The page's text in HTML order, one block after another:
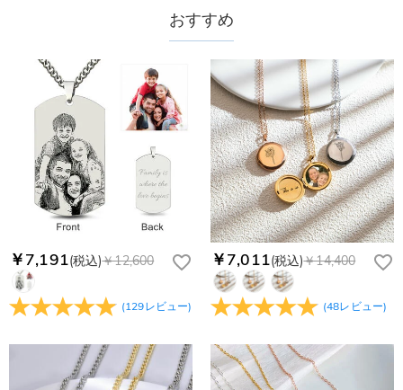
送料は配送方法によって異なります。通常配送は送料が1,620
円で、11,700円以上で無料になります。速達配送は送料が
4,680円になります。ご注文金額が25,200以上なら速達配送も
無料となります。（一部離島や遠方へご発送の場合、中継料が
別途加算されます。）
注文した商品はいつ届きますか？
認してから制作となります。大量生産品ではなく、一つ一つ手
でお作りしており、予定作業時間は商品ページに記載しており
ます。そしてご購入の際にお選び頂いた「配送方法」の選択に
よって、お届け日数が異なります。詳細は配送についてまでご
確認ください。.
商品に納品書などの明細書は同梱されますか？
ご注文の納品書・領収書といった明細書は商品に同梱しており
ません。領収書発行をご希望の場合は、ご注文明細をメールに
てご確認ください。
商品を海外へ直接発送することは可能でしょうか。
はい、対応可能です。海外配送をご希望の場合は、カスタマー
サポートまで詳しい海外配送先情報をお送りください。配送先
の国・地域によって送料が異なります。また、海外配送の際は
受取人様に関税が発生する場合がございます。
返品・交換はできますか？
お客様が商品受け取り後、60日以内の未使用品の返品は可能で
す。受注生産品のため、返品は50%の返品手数料(材料費)が発
生致します。詳細は
キャンセル/返品についてまでご確認くだ
さい。.
注文＆支払いについて
注文後に注文の内容を変更できますか？
もし注文確認メールをご確認後、注文内容に間違いでもありま
したら、至急カスタマーサポート【Eメール：
service@drawelry.jp】までご連絡ください。ご連絡頂く時に注
文番号もお送りください。
Drawelryからのメールが届きません。
Drawelryからのメールが届いていない場合、次の可能性が考え
られます。原因①迷惑メールフォルダに移動されている。解決
迷惑メールでないよう操作して、service@drawelry.jp からの
メールが正しく届くように、迷惑メールフィルターの設定を変
支払方法は何がありますか？
Paypal、ApplePay、GooglePayからお選びいただけます。
コンビニ前払いのお支払い期限はいつまででしょう
おすすめ
￥7,191(税込)￥12,600
(129レビュー)
￥7,011(税込)￥14,400
(48レビュー)